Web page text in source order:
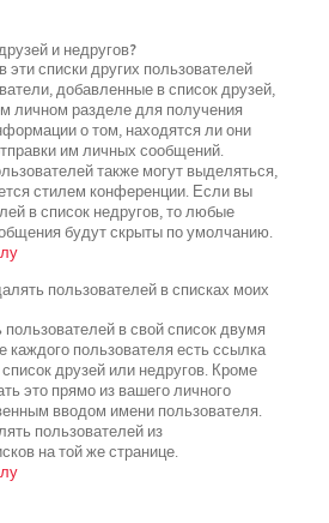
и недругов?
списки других пользователей
добавленные в список друзей,
личном разделе для получения
о том, находятся ли они
им личных сообщений.
также могут выделяться,
стилем конференции. Если вы
в список недругов, то любые
будут скрыты по умолчанию.
пользователей в списках моих
в свой список двумя
пользователя есть ссылка
друзей или недругов. Кроме
это прямо из вашего личного
вводом имени пользователя.
пользователей из
на той же странице.